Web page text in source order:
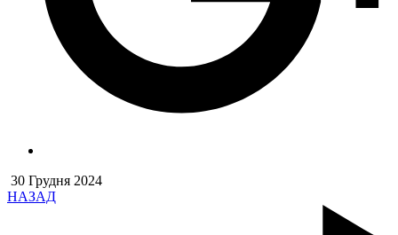
30 Грудня 2024
НАЗАД